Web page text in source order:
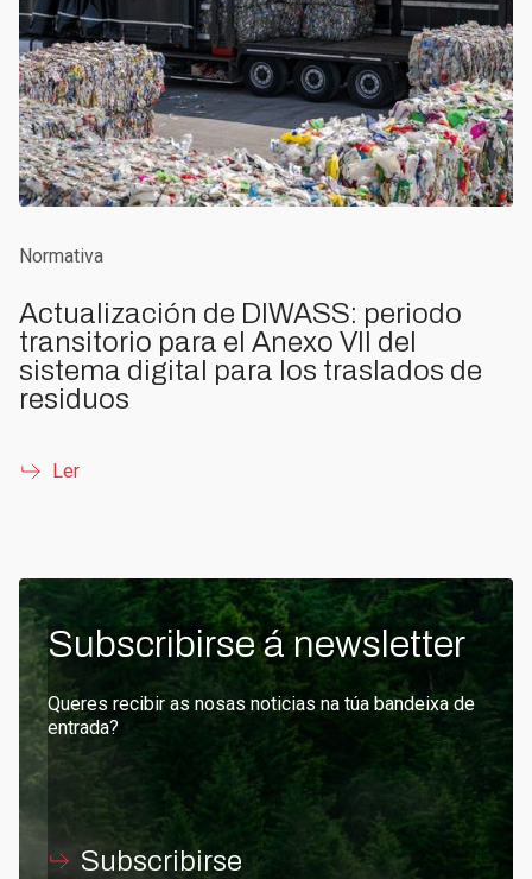
Normativa
Actualización de DIWASS: periodo
transitorio para el Anexo VII del
sistema digital para los traslados de
residuos
Ler
Subscribirse á newsletter
Queres recibir as nosas noticias na túa bandeixa de
entrada?
Subscribirse